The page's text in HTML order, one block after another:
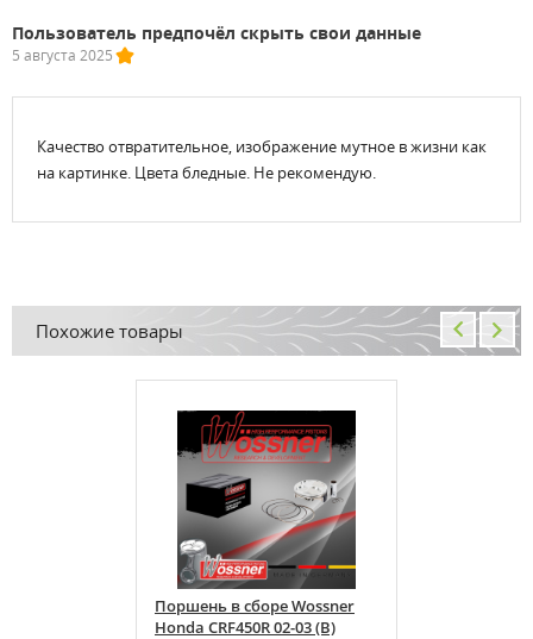
Пользователь предпочёл скрыть свои данные
5 августа 2025
Качество отвратительное, изображение мутное в жизни как
на картинке. Цвета бледные. Не рекомендую.
Похожие товары
Поршень в сборе Wossner
Honda CRF450R 02-03 (B)